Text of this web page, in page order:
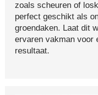
zoals scheuren of
perfect geschikt als
groendaken. Laat dit
ervaren vakman voor
resultaat.